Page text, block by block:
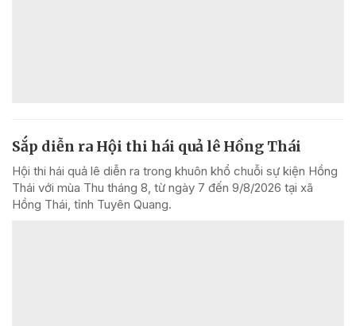
Sắp diễn ra Hội thi hái quả lê Hồng Thái
Hội thi hái quả lê diễn ra trong khuôn khổ chuỗi sự kiện Hồng
Thái với mùa Thu tháng 8, từ ngày 7 đến 9/8/2026 tại xã
Hồng Thái, tỉnh Tuyên Quang.